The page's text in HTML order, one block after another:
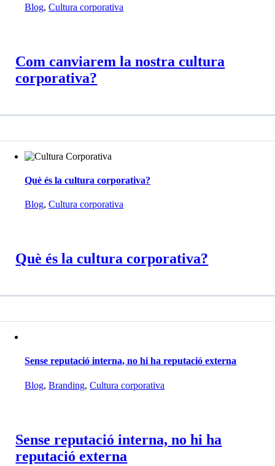
Blog,Cultura corporativa
Com canviarem la nostra cultura
corporativa?
Què és la cultura corporativa?
Blog,Cultura corporativa
Què és la cultura corporativa?
Sense reputació interna, no hi ha reputació externa
Blog,Branding,Cultura corporativa
Sense reputació interna, no hi ha
reputació externa